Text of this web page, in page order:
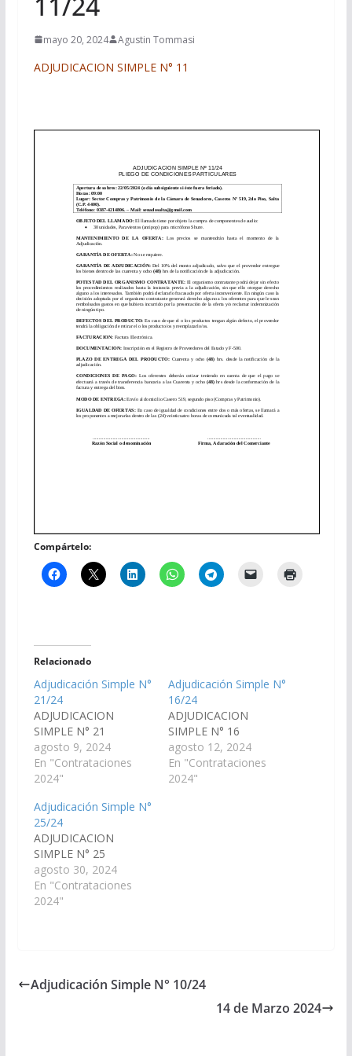
mayo 20, 2024 Agustin Tommasi
ADJUDICACION SIMPLE N° 11
Compártelo:
Relacionado
Adjudicación Simple N°
21/24
ADJUDICACION
SIMPLE N° 21
agosto 9, 2024
En "Contrataciones
2024"
Adjudicación Simple N°
16/24
ADJUDICACION
SIMPLE N° 16
agosto 12, 2024
En "Contrataciones
2024"
Adjudicación Simple N°
25/24
ADJUDICACION
SIMPLE N° 25
agosto 30, 2024
En "Contrataciones
2024"
Adjudicación Simple N° 10/24
14 de Marzo 2024